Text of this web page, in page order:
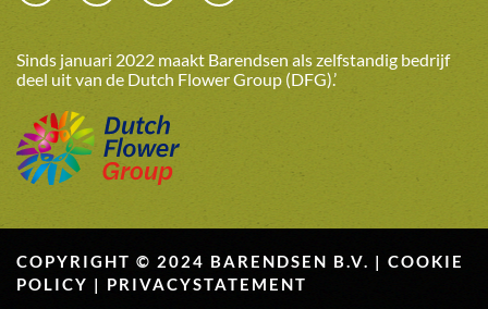
Sinds januari 2022 maakt Barendsen als zelfstandig bedrijf
deel uit van de Dutch Flower Group (DFG).’
COPYRIGHT © 2024 BARENDSEN B.V. | COOKIE
POLICY | PRIVACYSTATEMENT